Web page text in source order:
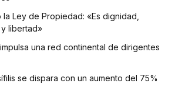
Ley de Propiedad: «Es dignidad,
libertad»
una red continental de dirigentes
se dispara con un aumento del 75%